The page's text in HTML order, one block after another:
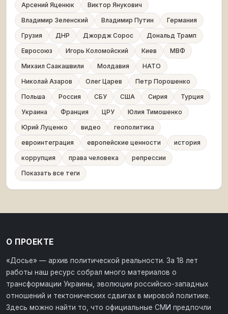
Арсений Яценюк
Виктор Янукович
Владимир Зеленский
Владимир Путин
Германия
Грузия
ДНР Джордж Сорос
Дональд Трамп
Евросоюз
Игорь Коломойский Киев
МВФ
Михаил Саакашвили
Молдавия
НАТО
Николай Азаров
Олег Царев
Петр Порошенко
Польша
Россия СБУ США Сирия
Турция
Украина
Франция ЦРУ
Юлия Тимошенко
Юрий Луценко
видео
геополитика
евроинтеграция
европейские ценности
история
коррупция
права человека
репрессии
Показать все теги
О ПРОЕКТЕ
«Досье» — архив политической реальности. За 18 лет
работы наш ресурс собрал много материалов о
трансформации Украины, эволюции российско-западных
отношений и тектонических сдвигах в мировой политике.
Здесь можно найти то, что официальные СМИ предпочли